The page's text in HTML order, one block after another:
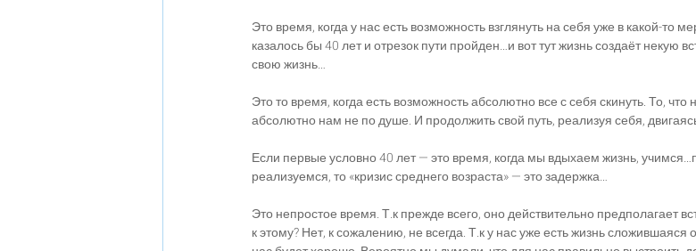
Это время, когда у нас есть возможность взглянуть на себя уже в какой-то
казалось бы 40 лет и отрезок пути пройден…и вот тут жизнь создаёт некую
свою жизнь…
Это то время, когда есть возможность абсолютно все с себя скинуть. То, что
абсолютно нам не по душе. И продолжить свой путь, реализуя себя,
Если первые условно 40 лет — это время, когда мы вдыхаем жизнь,
реализуемся, то «кризис среднего возраста» — это задержка…
Это непростое время. Т.к прежде всего, оно действительно предполагает
к этому? Нет, к сожалению, не всегда. Т.к у нас уже есть жизнь